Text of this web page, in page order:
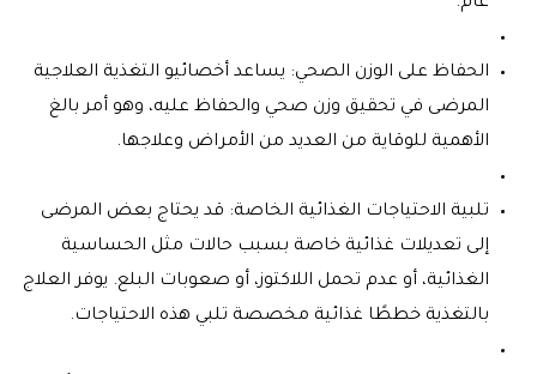
الحفاظ على الوزن الصحي: يساعد أخصائيو التغذية العلاجية
المرضى في تحقيق وزن صحي والحفاظ عليه، وهو أمر بالغ
الأهمية للوقاية من العديد من الأمراض وعلاجها.
تلبية الاحتياجات الغذائية الخاصة: قد يحتاج بعض المرضى
إلى تعديلات غذائية خاصة بسبب حالات مثل الحساسية
الغذائية، أو عدم تحمل اللاكتوز، أو صعوبات البلع. يوفر العلاج
بالتغذية خططًا غذائية مخصصة تلبي هذه الاحتياجات.